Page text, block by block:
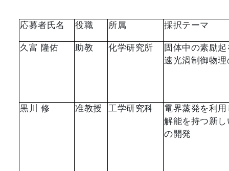
応募者氏名 役職 所属 採択テーマ
久富 隆佑 助教 化学研究所
固体中の素励
速光渦制御物理
黒川 修 准教授 工学研究科
電界蒸発を利
解能を持つ新
の開発